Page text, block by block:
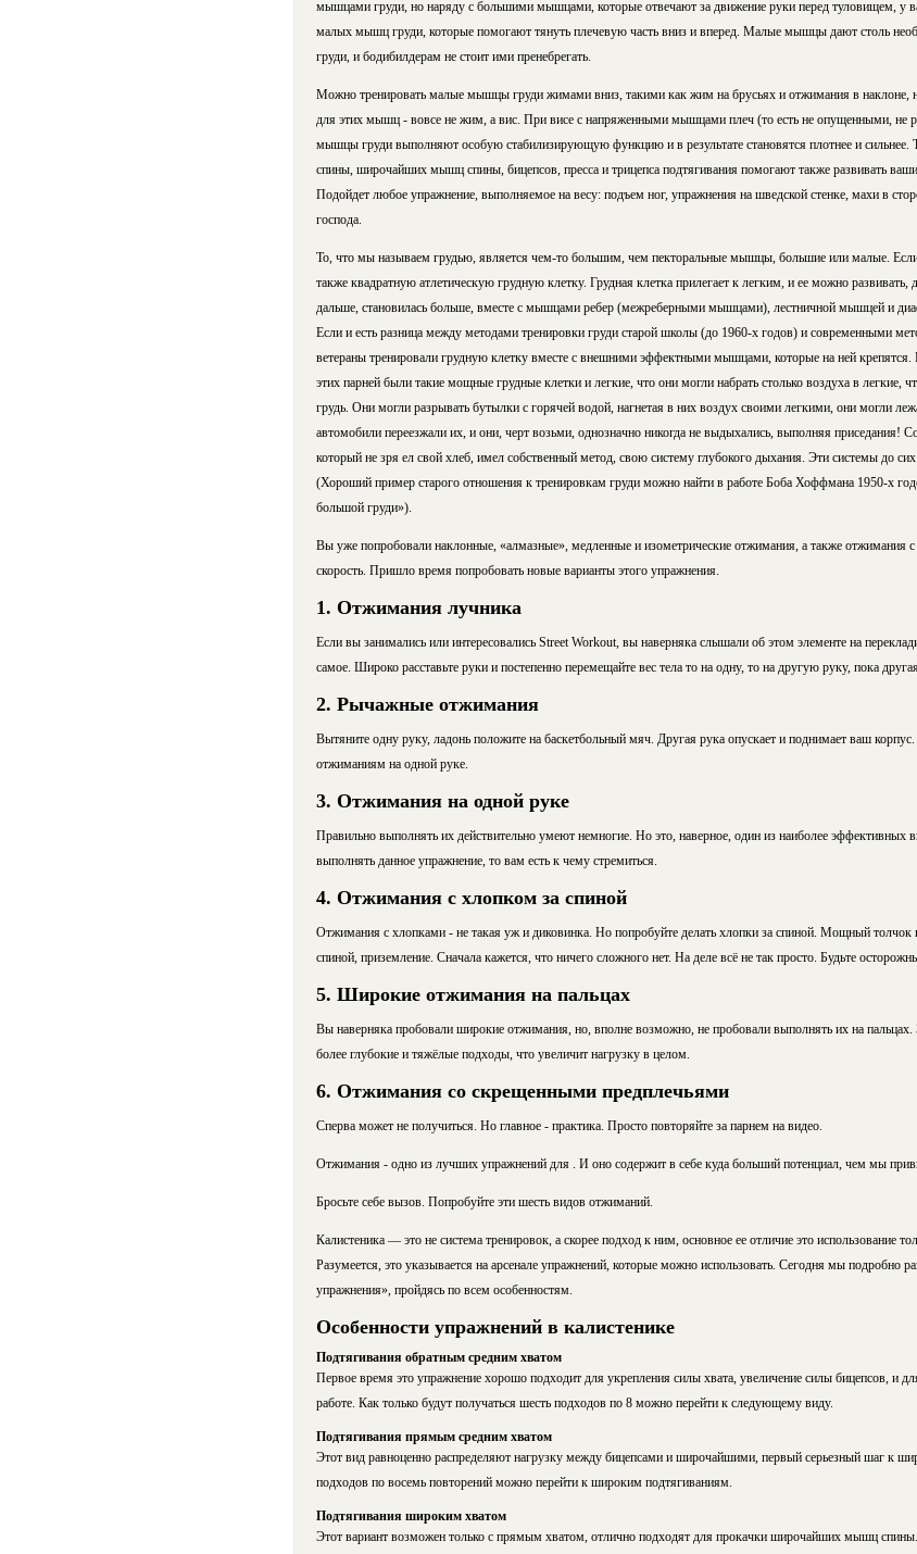
мышцами груди, но наряду с большими мышцами, которые отвечают за движение руки перед туловищем, у
малых мышц груди, которые помогают тянуть плечевую часть вниз и вперед. Малые мышцы дают столь
груди, и бодибилдерам не стоит ими пренебрегать.
Можно тренировать малые мышцы груди жимами вниз, такими как жим на брусьях и отжимания в наклоне,
для этих мышц - вовсе не жим, а вис. При висе с напряженными мышцами плеч (то есть не опущенными, не
мышцы груди выполняют особую стабилизирующую функцию и в результате становятся плотнее и
спины, широчайших мышц спины, бицепсов, пресса и трицепса подтягивания помогают также развивать
Подойдет любое упражнение, выполняемое на весу: подъем ног, упражнения на шведской стенке, махи в
господа.
То, что мы называем грудью, является чем-то большим, чем пекторальные мышцы, большие или малые. Если
также квадратную атлетическую грудную клетку. Грудная клетка прилегает к легким, и ее можно развивать,
дальше, становилась больше, вместе с мышцами ребер (межреберными мышцами), лестничной мышцей и
Если и есть разница между методами тренировки груди старой школы (до 1960-х годов) и современными
ветераны тренировали грудную клетку вместе с внешними эффектными мышцами, которые на ней крепятся.
этих парней были такие мощные грудные клетки и легкие, что они могли набрать столько воздуха в легкие,
грудь. Они могли разрывать бутылки с горячей водой, нагнетая в них воздух своими легкими, они могли
автомобили переезжали их, и они, черт возьми, однозначно никогда не выдыхались, выполняя приседания!
который не зря ел свой хлеб, имел собственный метод, свою систему глубокого дыхания. Эти системы до
(Хороший пример старого отношения к тренировкам груди можно найти в работе Боба Хоффмана 1950-х
большой груди»).
Вы уже попробовали наклонные, «алмазные», медленные и изометрические отжимания, а также отжимания
скорость. Пришло время попробовать новые варианты этого упражнения.
1. Отжимания лучника
Если вы занимались или интересовались Street Workout, вы наверняка слышали об этом элементе на
самое. Широко расставьте руки и постепенно перемещайте вес тела то на одну, то на другую руку, пока
2. Рычажные отжимания
Вытяните одну руку, ладонь положите на баскетбольный мяч. Другая рука опускает и поднимает ваш
отжиманиям на одной руке.
3. Отжимания на одной руке
Правильно выполнять их действительно умеют немногие. Но это, наверное, один из наиболее эффективных
выполнять данное упражнение, то вам есть к чему стремиться.
4. Отжимания с хлопком за спиной
Отжимания с хлопками - не такая уж и диковинка. Но попробуйте делать хлопки за спиной. Мощный толчок
спиной, приземление. Сначала кажется, что ничего сложного нет. На деле всё не так просто. Будьте
5. Широкие отжимания на пальцах
Вы наверняка пробовали широкие отжимания, но, вполне возможно, не пробовали выполнять их на пальцах.
более глубокие и тяжёлые подходы, что увеличит нагрузку в целом.
6. Отжимания со скрещенными предплечьями
Сперва может не получиться. Но главное - практика. Просто повторяйте за парнем на видео.
Отжимания - одно из лучших упражнений для . И оно содержит в себе куда больший потенциал, чем мы
Бросьте себе вызов. Попробуйте эти шесть видов отжиманий.
Калистеника — это не система тренировок, а скорее подход к ним, основное ее отличие это использование
Разумеется, это указывается на арсенале упражнений, которые можно использовать. Сегодня мы подробно
упражнения», пройдясь по всем особенностям.
Особенности упражнений в калистенике
Подтягивания обратным средним хватом
Первое время это упражнение хорошо подходит для укрепления силы хвата, увеличение силы бицепсов, и
работе. Как только будут получаться шесть подходов по 8 можно перейти к следующему виду.
Подтягивания прямым средним хватом
Этот вид равноценно распределяют нагрузку между бицепсами и широчайшими, первый серьезный шаг к
подходов по восемь повторений можно перейти к широким подтягиваниям.
Подтягивания широким хватом
Этот вариант возможен только с прямым хватом, отлично подходят для прокачки широчайших мышц